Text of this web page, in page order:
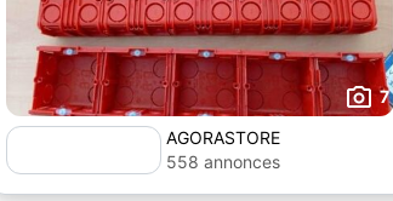
7
AGORASTORE
558 annonces